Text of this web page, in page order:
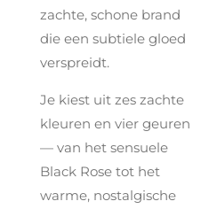
zachte, schone brand
die een subtiele gloed
verspreidt.
Je kiest uit zes zachte
kleuren en vier geuren
— van het sensuele
Black Rose tot het
warme, nostalgische